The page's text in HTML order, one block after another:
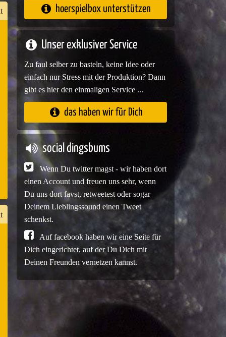
hoerspielbox unterstützen
Unser exklusiver Service
Zu faul selber zu basteln, keine Idee oder
einfach nur Stress mit der Produktion? Dann
gibt es hier den einmaligen Service ...
das haben wir für Dich
social dingsbums
Wenn Du twitter magst - wir haben dort
einen Account und freuen uns sehr, wenn
Du uns dort favst, retweetest oder sogar
Deinem Lieblingssound einen Tweet
schenkst.
Auf facebook haben wir eine Seite für
Dich eingerichtet, auf der Du Dich mit
Deinen Freunden vernetzen kannst.